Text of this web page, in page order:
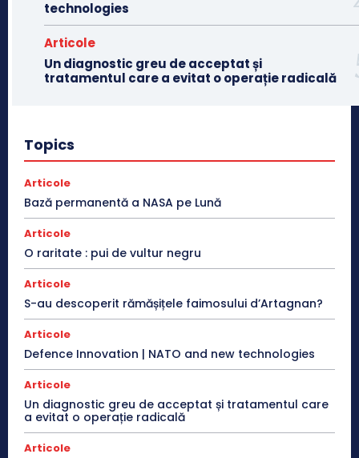
technologies
Articole
Un diagnostic greu de acceptat și
tratamentul care a evitat o operație radicală
Topics
Articole
Bază permanentă a NASA pe Lună
Articole
O raritate : pui de vultur negru
Articole
S-au descoperit rămășițele faimosului d’Artagnan?
Articole
Defence Innovation | NATO and new technologies
Articole
Un diagnostic greu de acceptat și tratamentul care
a evitat o operație radicală
Articole